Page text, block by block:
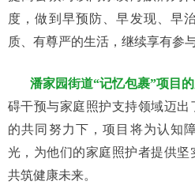
度，做到早预防、早发现、早
质、有尊严的生活，继续享有参
潘家园街道“记忆包裹”项目的
碍干预与家庭照护支持领域迈
的共同努力下，项目将为认知
光，为他们的家庭照护者提供坚
共筑健康未来。